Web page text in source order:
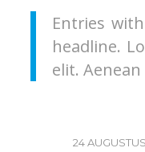
Entries
headline.
elit.
24 /